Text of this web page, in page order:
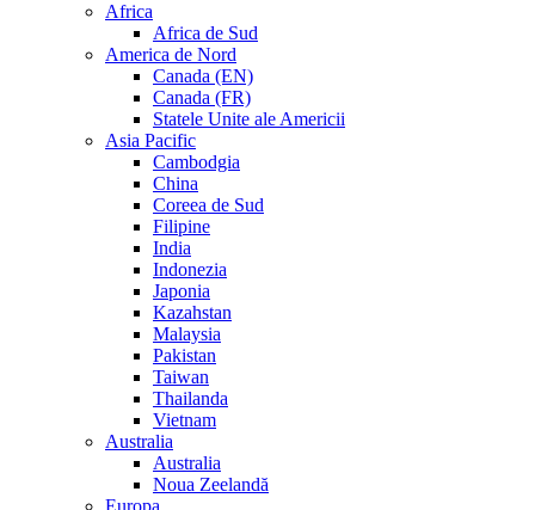
Africa
Africa de Sud
America de Nord
Canada (EN)
Canada (FR)
Statele Unite ale Americii
Asia Pacific
Cambodgia
China
Coreea de Sud
Filipine
India
Indonezia
Japonia
Kazahstan
Malaysia
Pakistan
Taiwan
Thailanda
Vietnam
Australia
Australia
Noua Zeelandă